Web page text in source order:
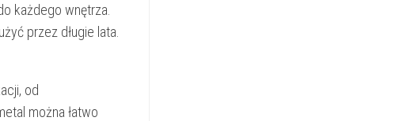
każdego wnętrza.
przez długie lata.
od
można łatwo